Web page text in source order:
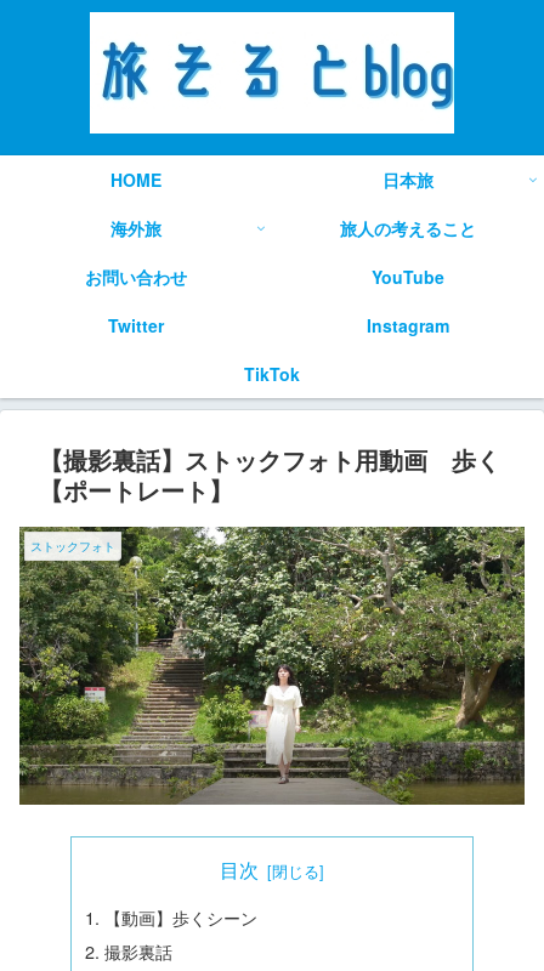
HOME
日本旅
海外旅
旅人の考えること
お問い合わせ
YouTube
Twitter
Instagram
TikTok
【撮影裏話】ストックフォト用動画 歩く
【ポートレート】
ストックフォト
目次
【動画】歩くシーン
撮影裏話